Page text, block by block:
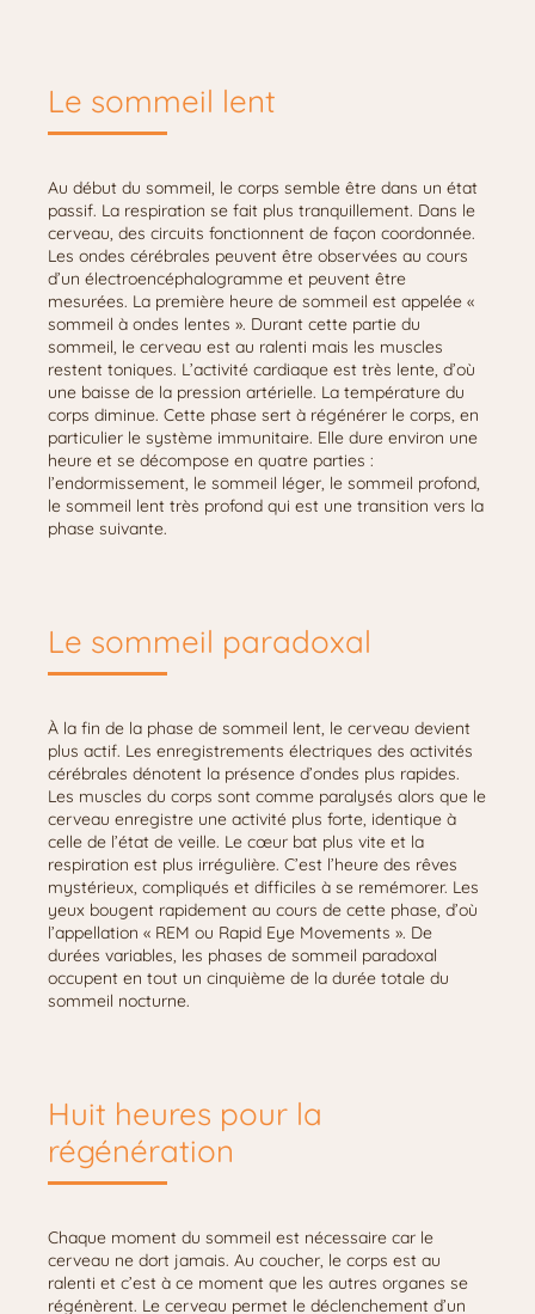
Le sommeil lent
Au début du sommeil, le corps semble être dans un état
passif. La respiration se fait plus tranquillement. Dans le
cerveau, des circuits fonctionnent de façon coordonnée.
Les ondes cérébrales peuvent être observées au cours
d’un électroencéphalogramme et peuvent être
mesurées. La première heure de sommeil est appelée «
sommeil à ondes lentes ». Durant cette partie du
sommeil, le cerveau est au ralenti mais les muscles
restent toniques. L’activité cardiaque est très lente, d’où
une baisse de la pression artérielle. La température du
corps diminue. Cette phase sert à régénérer le corps, en
particulier le système immunitaire. Elle dure environ une
heure et se décompose en quatre parties :
l’endormissement, le sommeil léger, le sommeil profond,
le sommeil lent très profond qui est une transition vers la
phase suivante.
Le sommeil paradoxal
À la fin de la phase de sommeil lent, le cerveau devient
plus actif. Les enregistrements électriques des activités
cérébrales dénotent la présence d’ondes plus rapides.
Les muscles du corps sont comme paralysés alors que le
cerveau enregistre une activité plus forte, identique à
celle de l’état de veille. Le cœur bat plus vite et la
respiration est plus irrégulière. C’est l’heure des rêves
mystérieux, compliqués et difficiles à se remémorer. Les
yeux bougent rapidement au cours de cette phase, d’où
l’appellation « REM ou Rapid Eye Movements ». De
durées variables, les phases de sommeil paradoxal
occupent en tout un cinquième de la durée totale du
sommeil nocturne.
Huit heures pour la
régénération
Chaque moment du sommeil est nécessaire car le
cerveau ne dort jamais. Au coucher, le corps est au
ralenti et c’est à ce moment que les autres organes se
régénèrent. Le cerveau permet le déclenchement d’un